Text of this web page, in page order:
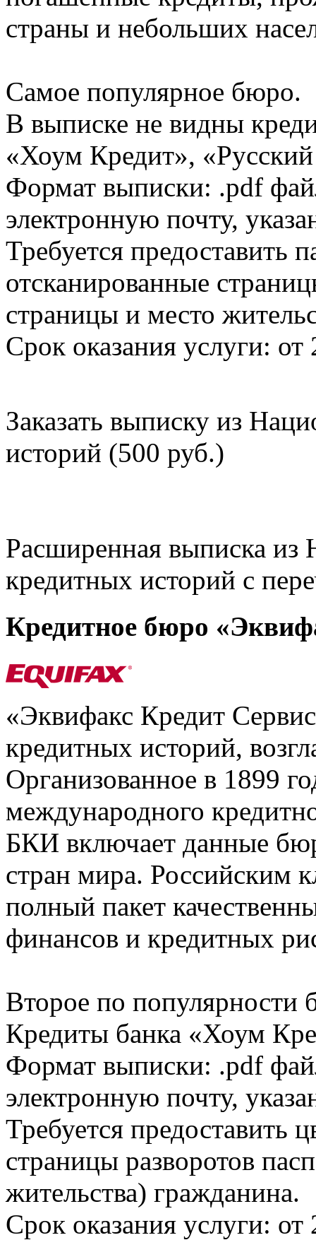
страны и небольших
Самое популярное бюро.
В выписке не видны
«Хоум Кредит»,
Формат выписки: .pdf
электронную почту,
Требуется предоставить
отсканированные
страницы и место
Срок оказания услуги: от
Заказать выписку из
историй (500 руб.)
Расширенная выписка из
кредитных историй с
Кредитное бюро
«Эквифакс Кредит
кредитных историй,
Организованное в 1899
международного
БКИ включает данные
стран мира. Российским
полный пакет
финансов и кредитных
Второе по популярности
Кредиты банка «Хоум
Формат выписки: .pdf
электронную почту,
Требуется предоставить
страницы разворотов
жительства) гражданина.
Срок оказания услуги: от